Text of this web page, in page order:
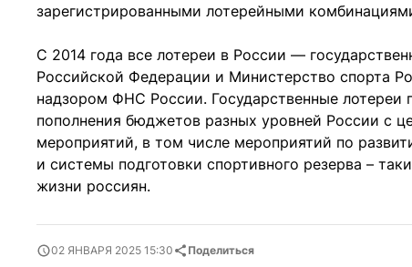
зарегистрированными лотерейными
С 2014 года все лотереи в России —
Российской Федерации и Министерство спорта
надзором ФНС России. Государственные
пополнения бюджетов разных уровней России с
мероприятий, в том числе мероприятий по
и системы подготовки спортивного резерва –
жизни россиян.
02 ЯНВАРЯ 2025 15:30 Поделиться